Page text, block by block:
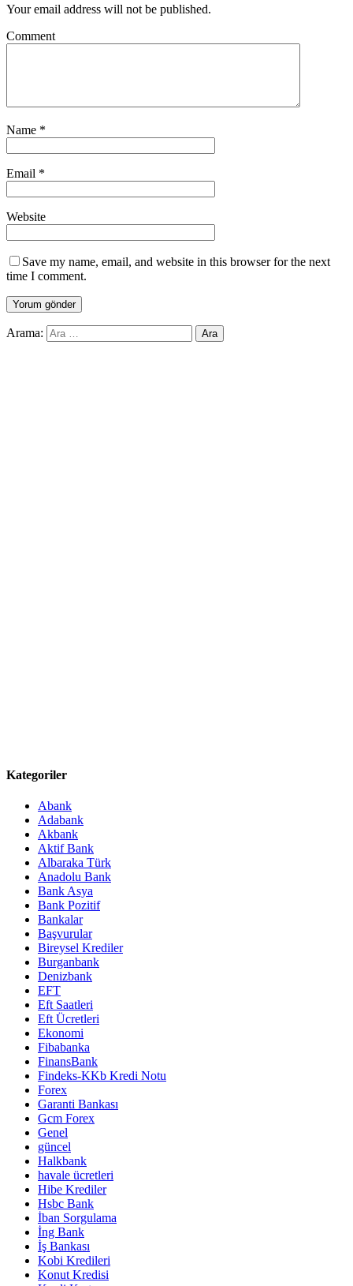
Your email address will not be published.
Comment
Name *
Email *
Website
Save my name, email, and website in this browser for the next
time I comment.
Arama:
Kategoriler
Abank
Adabank
Akbank
Aktif Bank
Albaraka Türk
Anadolu Bank
Bank Asya
Bank Pozitif
Bankalar
Başvurular
Bireysel Krediler
Burganbank
Denizbank
EFT
Eft Saatleri
Eft Ücretleri
Ekonomi
Fibabanka
FinansBank
Findeks-KKb Kredi Notu
Forex
Garanti Bankası
Gcm Forex
Genel
güncel
Halkbank
havale ücretleri
Hibe Krediler
Hsbc Bank
İban Sorgulama
İng Bank
İş Bankası
Kobi Kredileri
Konut Kredisi